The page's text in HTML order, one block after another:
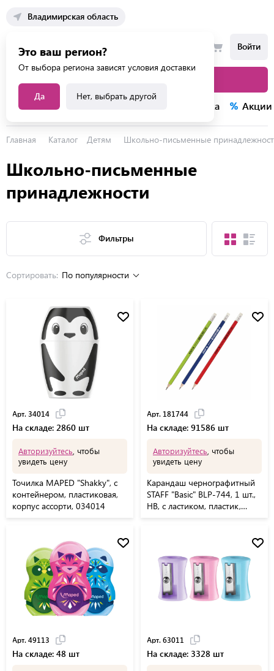
Владимирская область
Это ваш регион?
От выбора региона зависят условия доставки
Да Нет, выбрать другой
Войти
Каталог услуг Распродажа Акции
Главная Каталог Детям Школьно-письменные
Школьно-письменные
принадлежности
Фильтры
Сортировать: По популярности
Арт. 34014
На складе: 2860 шт
Авторизуйтесь , чтобы
увидеть цену
Точилка MAPED "Shakky", с
контейнером, пластиковая,
корпус ассорти, 034014
Арт. 181744
На складе: 91586 шт
Авторизуйтесь , чтобы
увидеть цену
Карандаш чернографитный
STAFF "Basic" BLP-744, 1 шт.,
НВ, с ластиком, пластик,
Арт. 49113
На складе: 48 шт
Арт. 63011
На складе: 3328 шт